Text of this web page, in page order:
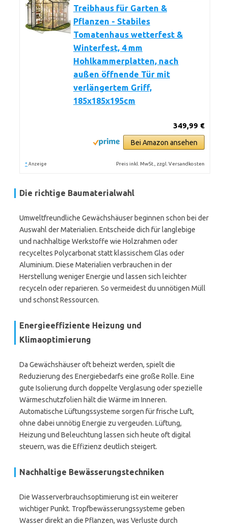
Treibhaus für Garten &
Pflanzen - Stabiles
Tomatenhaus wetterfest &
Winterfest, 4 mm
Hohlkammerplatten, nach
außen öffnende Tür mit
verlängertem Griff,
185x185x195cm
349,99 €
Bei Amazon ansehen
* Anzeige Preis inkl. MwSt., zzgl. Versandkosten
Die richtige Baumaterialwahl
Umweltfreundliche Gewächshäuser beginnen schon bei der
Auswahl der Materialien. Entscheide dich für langlebige
und nachhaltige Werkstoffe wie Holzrahmen oder
recyceltes Polycarbonat statt klassischem Glas oder
Aluminium. Diese Materialien verbrauchen in der
Herstellung weniger Energie und lassen sich leichter
recyceln oder reparieren. So vermeidest du unnötigen Müll
und schonst Ressourcen.
Energieeffiziente Heizung und
Klimaoptimierung
Da Gewächshäuser oft beheizt werden, spielt die
Reduzierung des Energiebedarfs eine große Rolle. Eine
gute Isolierung durch doppelte Verglasung oder spezielle
Wärmeschutzfolien hält die Wärme im Inneren.
Automatische Lüftungssysteme sorgen für frische Luft,
ohne dabei unnötig Energie zu vergeuden. Lüftung,
Heizung und Beleuchtung lassen sich heute oft digital
steuern, was die Effizienz deutlich steigert.
Nachhaltige Bewässerungstechniken
Die Wasserverbrauchsoptimierung ist ein weiterer
wichtiger Punkt. Tropfbewässerungssysteme geben
Wasser direkt an die Pflanzen, was Verluste durch